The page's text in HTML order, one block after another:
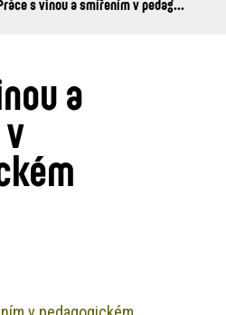
s vinou a smířením v pedag...
a